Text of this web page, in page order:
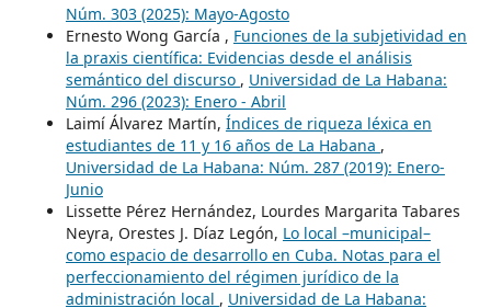
Núm. 303 (2025): Mayo-Agosto
Ernesto Wong García , Funciones de la subjetividad en
la praxis científica: Evidencias desde el análisis
semántico del discurso , Universidad de La Habana:
Núm. 296 (2023): Enero - Abril
Laimí Álvarez Martín, Índices de riqueza léxica en
estudiantes de 11 y 16 años de La Habana ,
Universidad de La Habana: Núm. 287 (2019): Enero-
Junio
Lissette Pérez Hernández, Lourdes Margarita Tabares
Neyra, Orestes J. Díaz Legón, Lo local –municipal–
como espacio de desarrollo en Cuba. Notas para el
perfeccionamiento del régimen jurídico de la
administración local , Universidad de La Habana: